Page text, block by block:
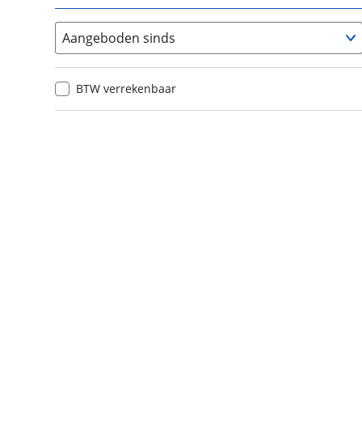
Aangeboden sinds
BTW verrekenbaar